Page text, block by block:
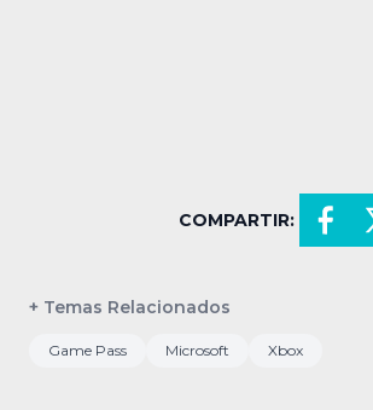
COMPARTIR:
+ Temas Relacionados
Game Pass Microsoft Xbox